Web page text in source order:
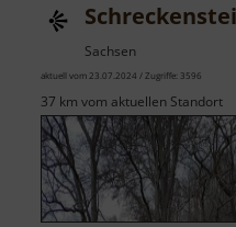
Sachsen
aktuell vom 23.07.2024 / Zugriffe: 3596
37 km vom aktuellen Standort